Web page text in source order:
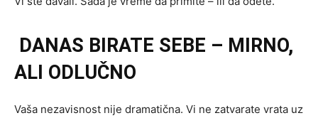
DANAS BIRATE SEBE – MIRNO,
ALI ODLUČNO
Vaša nezavisnost nije dramatična. Vi ne zatvarate vrata uz